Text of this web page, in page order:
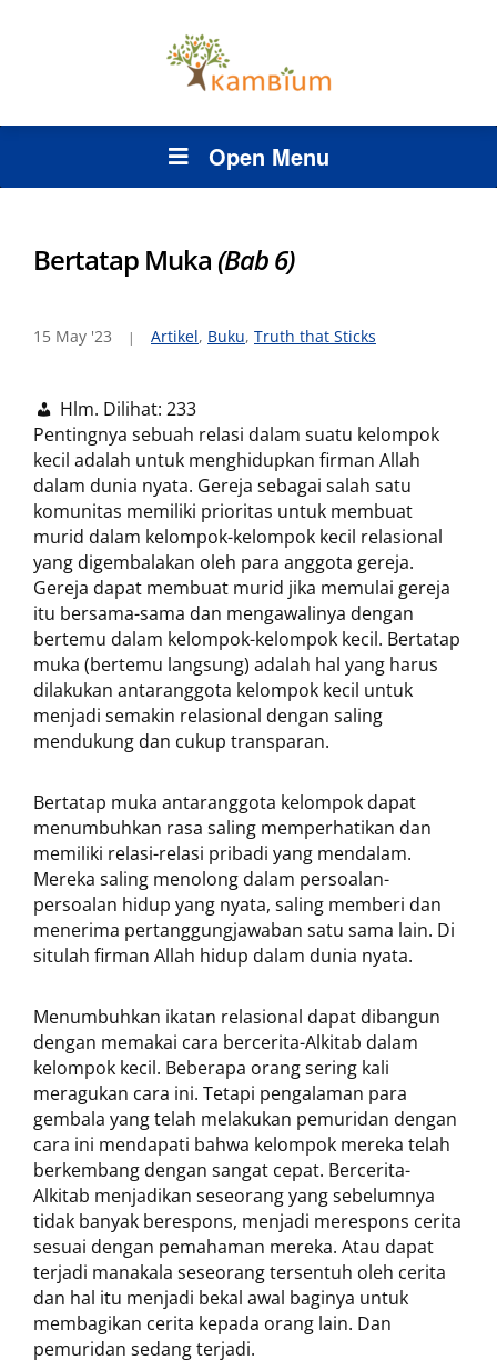
Open Menu
Bertatap Muka (Bab 6)
15 May '23 Artikel, Buku, Truth that Sticks
Hlm. Dilihat: 233
Pentingnya sebuah relasi dalam suatu kelompok
kecil adalah untuk menghidupkan firman Allah
dalam dunia nyata. Gereja sebagai salah satu
komunitas memiliki prioritas untuk membuat
murid dalam kelompok-kelompok kecil relasional
yang digembalakan oleh para anggota gereja.
Gereja dapat membuat murid jika memulai gereja
itu bersama-sama dan mengawalinya dengan
bertemu dalam kelompok-kelompok kecil. Bertatap
muka (bertemu langsung) adalah hal yang harus
dilakukan antaranggota kelompok kecil untuk
menjadi semakin relasional dengan saling
mendukung dan cukup transparan.
Bertatap muka antaranggota kelompok dapat
menumbuhkan rasa saling memperhatikan dan
memiliki relasi-relasi pribadi yang mendalam.
Mereka saling menolong dalam persoalan-
persoalan hidup yang nyata, saling memberi dan
menerima pertanggungjawaban satu sama lain. Di
situlah firman Allah hidup dalam dunia nyata.
Menumbuhkan ikatan relasional dapat dibangun
dengan memakai cara bercerita-Alkitab dalam
kelompok kecil. Beberapa orang sering kali
meragukan cara ini. Tetapi pengalaman para
gembala yang telah melakukan pemuridan dengan
cara ini mendapati bahwa kelompok mereka telah
berkembang dengan sangat cepat. Bercerita-
Alkitab menjadikan seseorang yang sebelumnya
tidak banyak berespons, menjadi merespons cerita
sesuai dengan pemahaman mereka. Atau dapat
terjadi manakala seseorang tersentuh oleh cerita
dan hal itu menjadi bekal awal baginya untuk
membagikan cerita kepada orang lain. Dan
pemuridan sedang terjadi.